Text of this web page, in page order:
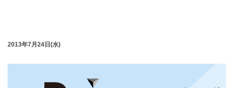
2013年7月24日(水)